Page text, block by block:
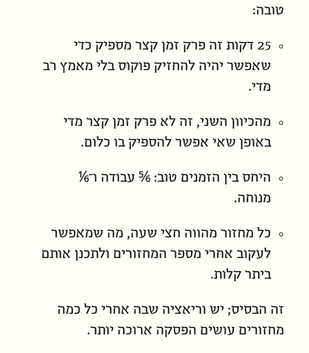
טובה:
25 דקות זה פרק זמן קצר מספיק כדי
שאפשר יהיה להחזיק פוקוס בלי מאמץ רב
מדי.
מהכיוון השני, זה לא פרק זמן קצר מדי
באופן שאי אפשר להספיק בו כלום.
היחס בין הזמנים טוב: ⅚ עבודה ו־⅙
מנוחה.
כל מחזור מהווה חצי שעה, מה שמאפשר
לעקוב אחרי מספר המחזורים ולתכנן אותם
ביתר קלות.
זה הבסיס; יש וריאציה שבה אחרי כל כמה
מחזורים עושים הפסקה ארוכה יותר.